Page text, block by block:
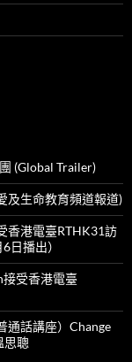
(Global Trailer)
及生命教育頻道報道)
香港電臺RTHK31訪
日播出）
受香港電臺
通話講座）Change
思聰